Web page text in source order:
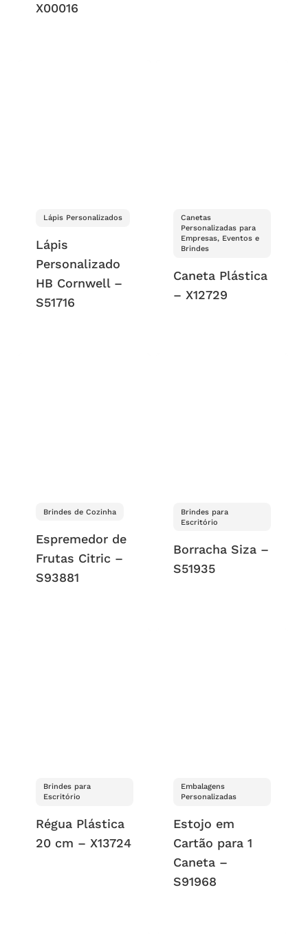
X00016
Lápis Personalizados
Lápis
Personalizado
HB Cornwell –
S51716
Canetas
Personalizadas para
Empresas, Eventos e
Brindes
Caneta Plástica
– X12729
Brindes de Cozinha
Espremedor de
Frutas Citric –
S93881
Brindes para
Escritório
Borracha Siza –
S51935
Brindes para
Escritório
Régua Plástica
20 cm – X13724
Embalagens
Personalizadas
Estojo em
Cartão para 1
Caneta –
S91968